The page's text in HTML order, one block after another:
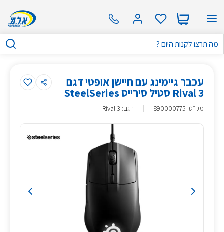
עכבר גיימינג עם חיישן אופטי דגם
Rival 3 סטיל סירייס SteelSeries
מק״ט:
890000775 דגם: Rival 3